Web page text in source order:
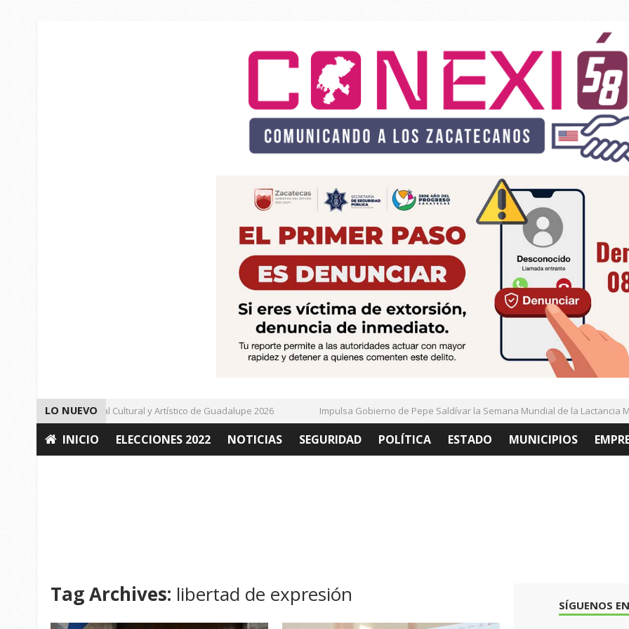
LO NUEVO
Da inicio el Festival Cultural y Artístico de Guadalupe 2026 Impulsa Gobierno de Pepe Saldívar la Semana Mundial de la Lactancia
INICIO ELECCIONES 2022 NOTICIAS SEGURIDAD POLÍTICA ESTADO MUNICIPIOS
Tag Archives: libertad de expresión SÍGUENOS